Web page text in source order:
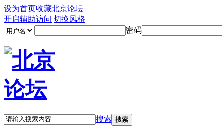
设为首页收藏北京论坛
开启辅助访问 切换风格
密码
搜索 搜索